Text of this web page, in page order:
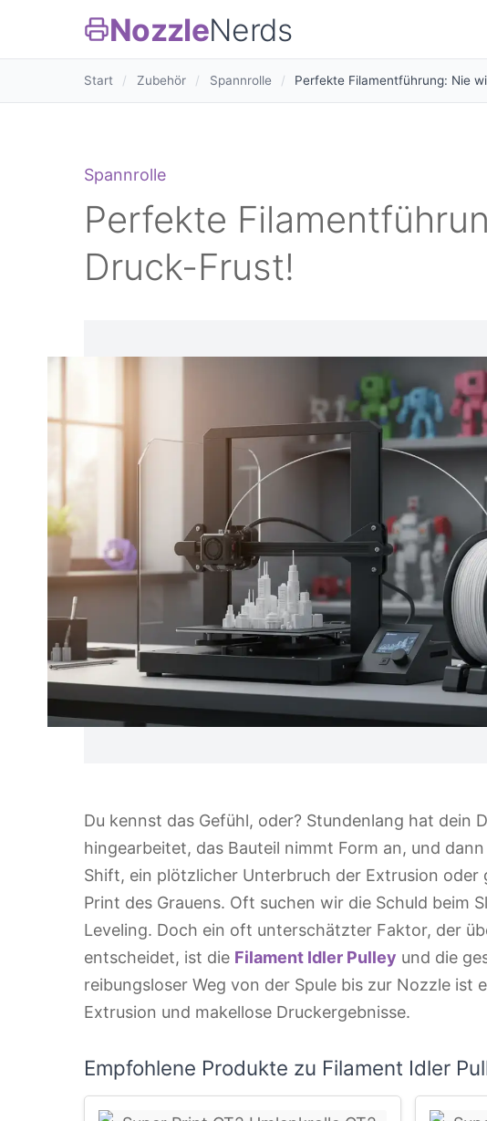
NozzleNerds
Start / Zubehör / Spannrolle / Perfekte Filamentführung: Nie
Spannrolle
Perfekte
Druck-Frust!
Du kennst das Gefühl, oder? Stundenlang hat dein
hingearbeitet, das Bauteil nimmt Form an, und
Shift, ein plötzlicher Unterbruch der Extrusion
Print des Grauens. Oft suchen wir die Schuld beim
Leveling. Doch ein oft unterschätzter Faktor, der
entscheidet, ist die Filament Idler Pulley und die
reibungsloser Weg von der Spule bis zur Nozzle ist
Extrusion und makellose Druckergebnisse.
Empfohlene Produkte zu Filament Idler